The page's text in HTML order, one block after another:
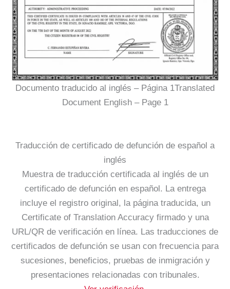
Documento traducido al inglés – Página 1Translated
Document English – Page 1
Traducción de certificado de defunción de español a
inglés
Muestra de traducción certificada al inglés de un
certificado de defunción en español. La entrega
incluye el registro original, la página traducida, un
Certificate of Translation Accuracy firmado y una
URL/QR de verificación en línea. Las traducciones de
certificados de defunción se usan con frecuencia para
sucesiones, beneficios, pruebas de inmigración y
presentaciones relacionadas con tribunales.